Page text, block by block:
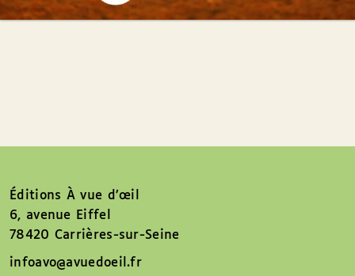
Éditions À vue d’œil
6, avenue Eiffel
78420 Carrières-sur-Seine
infoavo@avuedoeil.fr